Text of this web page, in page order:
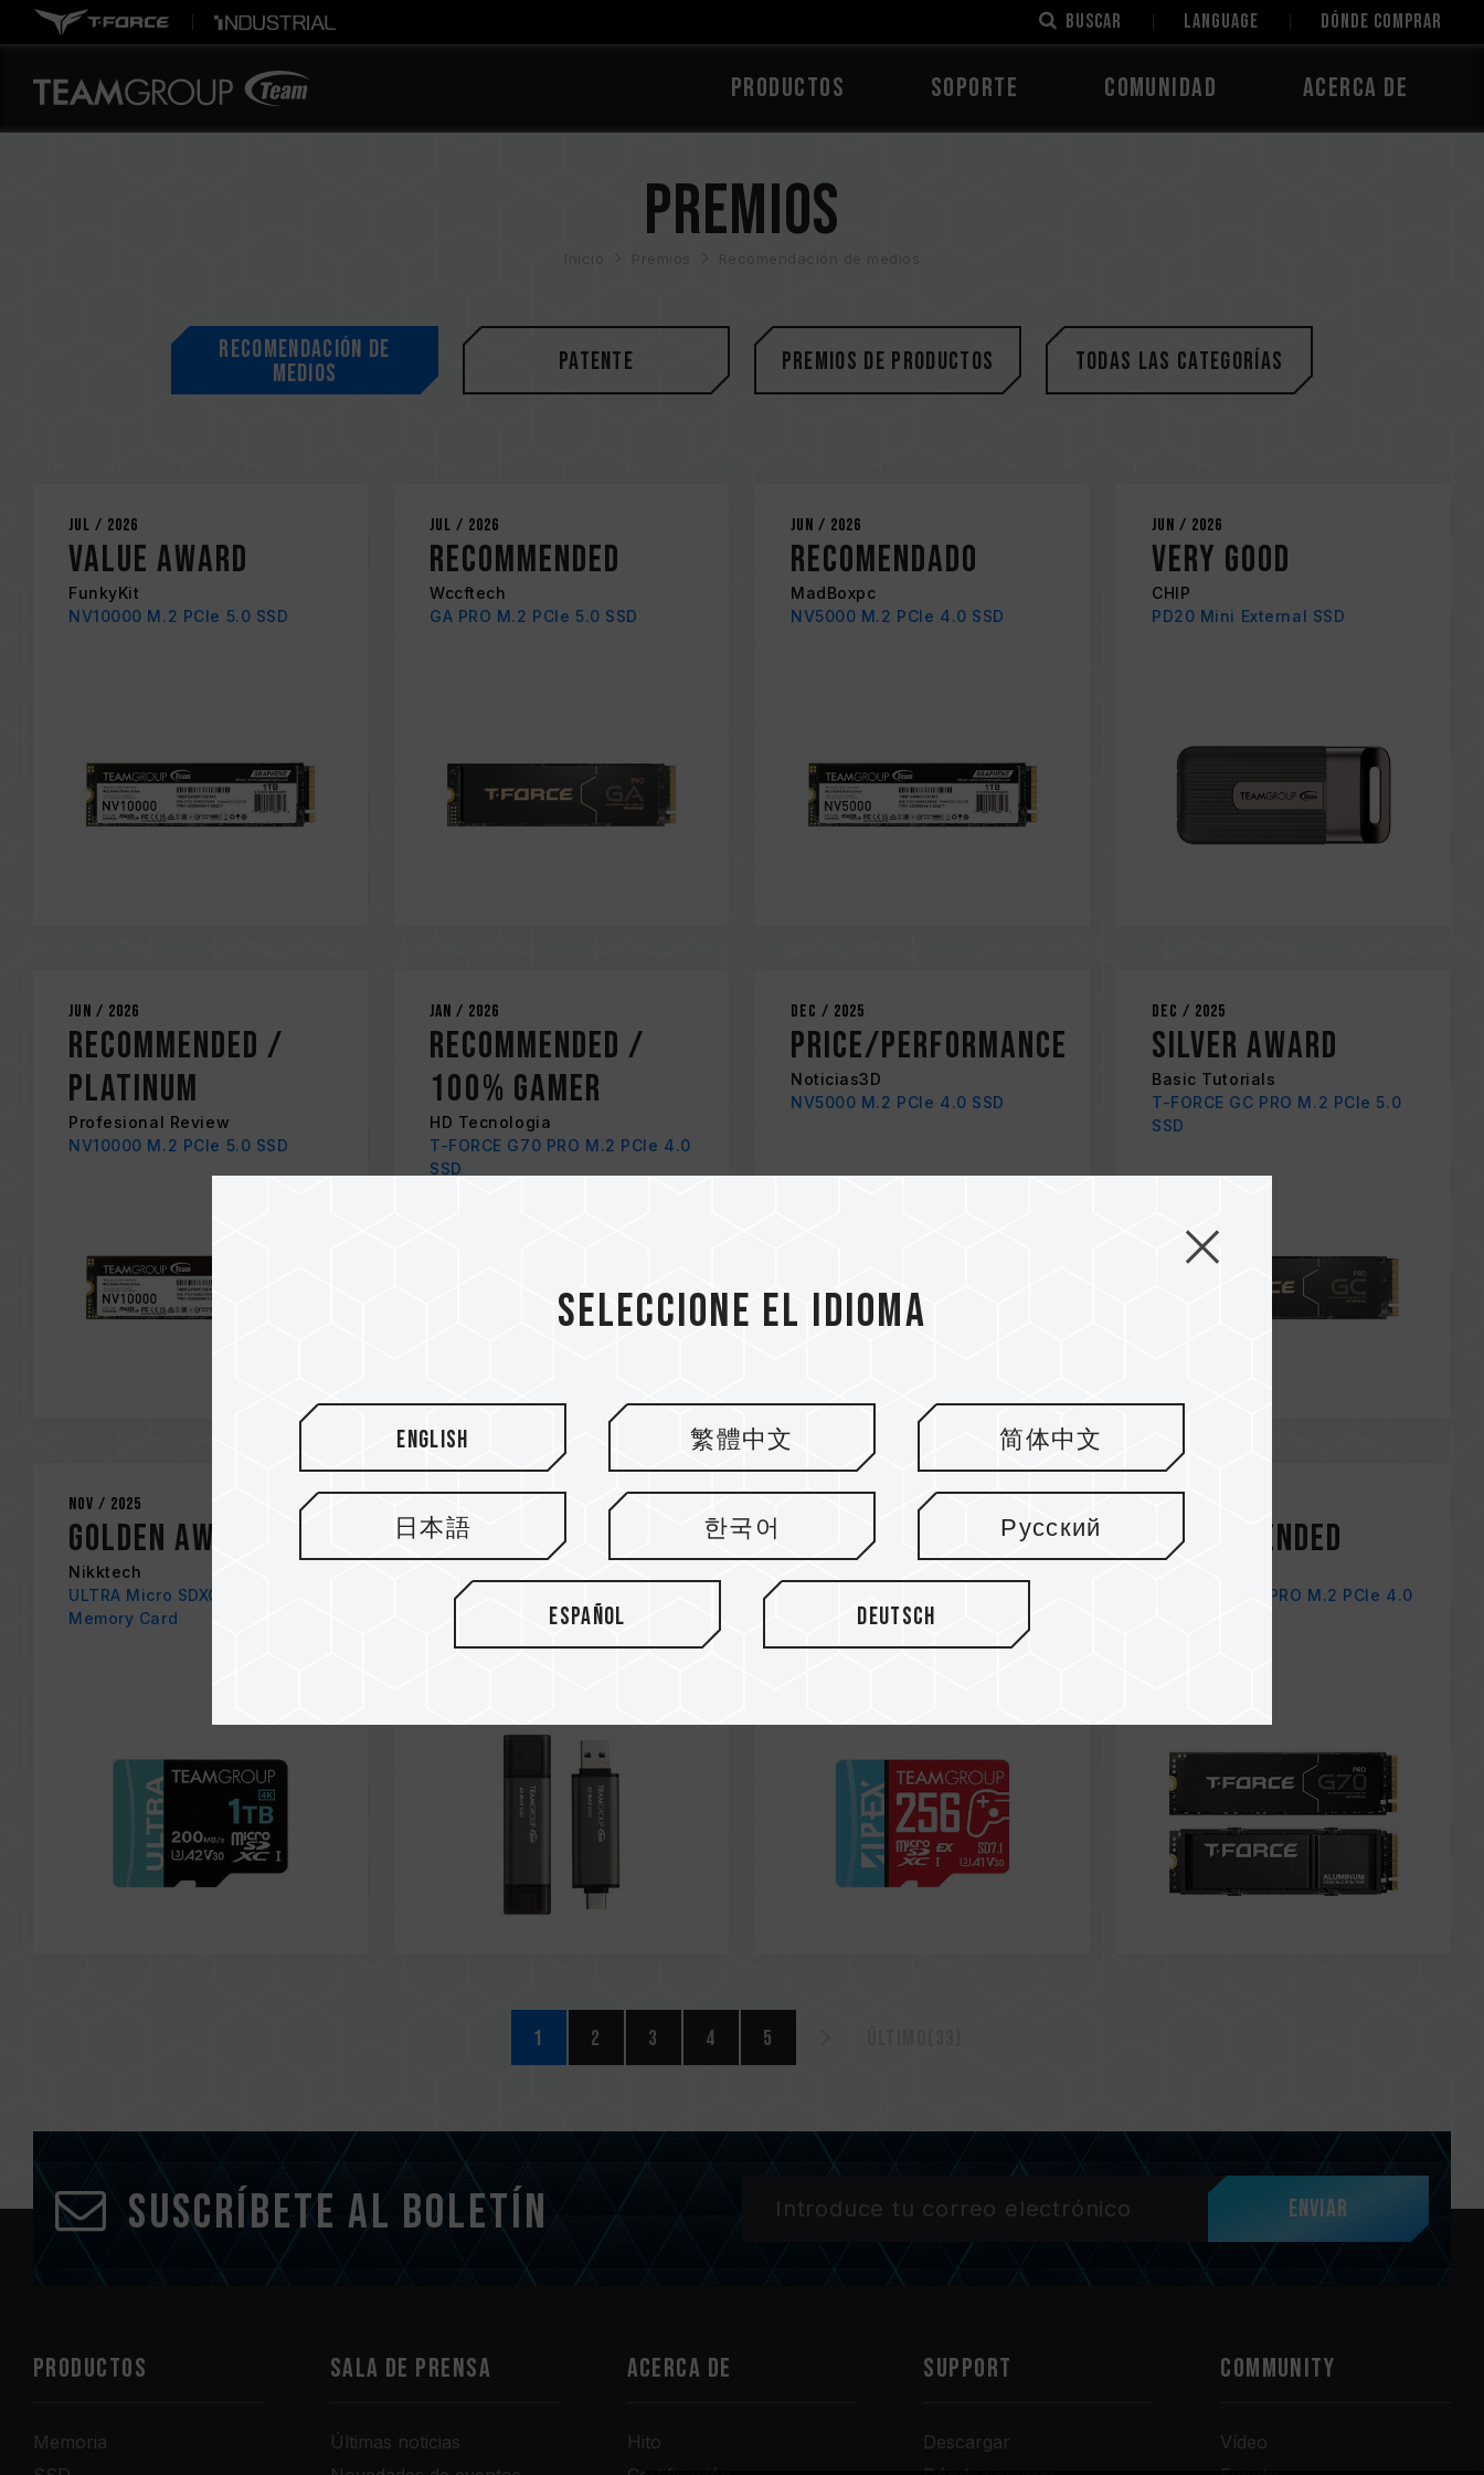
Buscar LANGUAGE Dónde comprar
PRODUCTOS Soporte Comunidad Acerca de
Premios
Inicio Recomendación de medios
Recomendación de
medios
Patente Premios de productos Todas las categorías
Jul / 2026
Value Award
FunkyKit
NV10000 M.2 PCIe 5.0 SSD
Jul / 2026
Recommended
Wccftech
GA PRO M.2 PCIe 5.0 SSD
Jun / 2026
RECOMENDADO
MadBoxpc
NV5000 M.2 PCIe 4.0 SSD
Jun / 2026
Very Good
CHIP
PD20 Mini External SSD
Jun / 2026
Recommended /
Platinum
Profesional Review
NV10000 M.2 PCIe 5.0 SSD
Jan / 2026
Recommended /
100% Gamer
HD Tecnologia
T-FORCE G70 PRO M.2 PCIe 4.0
SSD
Dec / 2025
Price/Performance
Noticias3D
NV5000 M.2 PCIe 4.0 SSD
Dec / 2025
SILVER AWARD
Basic Tutorials
T-FORCE GC PRO M.2 PCIe 5.0
SSD
Nov / 2025
Golden Award
Nikktech
ULTRA Micro SDXC A2 V30
Memory Card
Best USB stick /
thumb drive of
Gold medal
Memory Card
Recommended
T-FORCE G70 PRO M.2 PCIe 4.0
1 2 3 4 5
Suscríbete al boletín Enviar
PRODUCTOS
Memoria
Sala de prensa
Últimas noticias
Acerca de
Hito
SUPPORT
Descargar
COMMUNITY
Vídeo
Seleccione el idioma
English 繁體中文 简体中文
日本語 한국어 Русский
Español Deutsch